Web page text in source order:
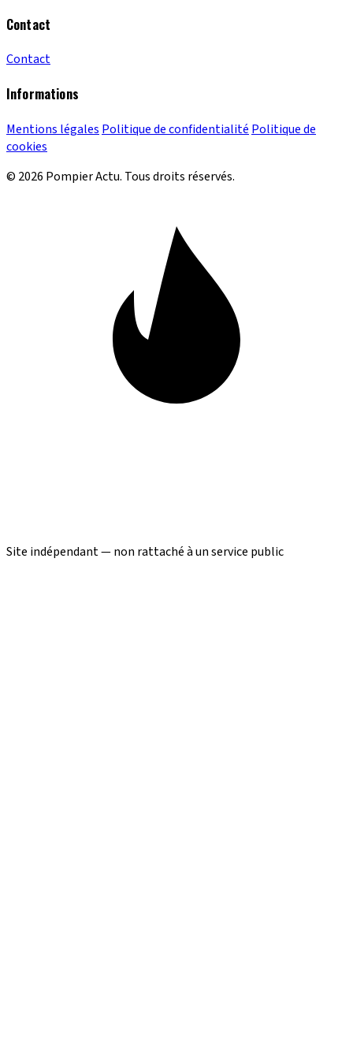
Contact
Contact
Informations
Mentions légales Politique de confidentialité Politique de
cookies
© 2026 Pompier Actu. Tous droits réservés.
Site indépendant — non rattaché à un service public